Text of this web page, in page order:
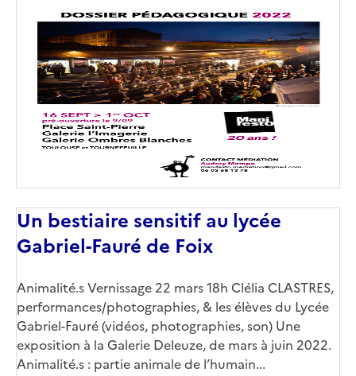
couverture
(conseillée)
Un bestiaire sensitif au lycée
Gabriel-Fauré de Foix
Corps
Animalité.s Vernissage 22 mars 18h Clélia CLASTRES,
performances/photographies, & les élèves du Lycée
Gabriel-Fauré (vidéos, photographies, son) Une
exposition à la Galerie Deleuze, de mars à juin 2022.
Animalité.s : partie animale de l’humain...